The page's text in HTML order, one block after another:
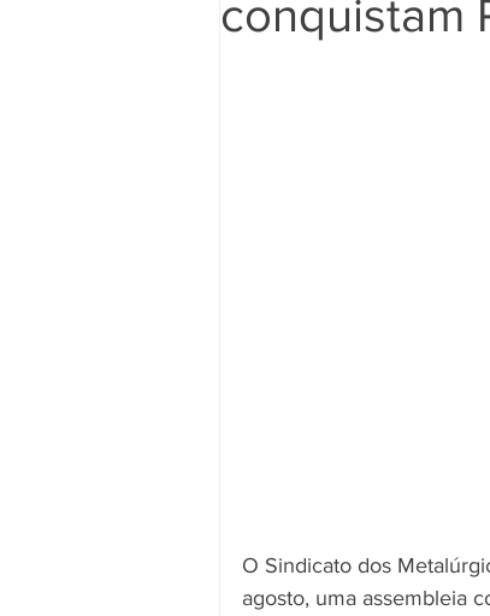
conquistam
O Sindicato dos
agosto, uma assembleia